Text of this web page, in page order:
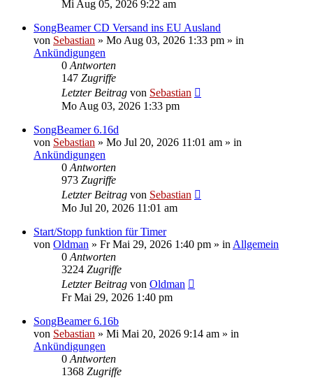
Mi Aug 05, 2026 9:22 am
SongBeamer CD Versand ins EU Ausland
von Sebastian » Mo Aug 03, 2026 1:33 pm » in
Ankündigungen
0 Antworten
147 Zugriffe
Letzter Beitrag von Sebastian
Mo Aug 03, 2026 1:33 pm
SongBeamer 6.16d
von Sebastian » Mo Jul 20, 2026 11:01 am » in
Ankündigungen
0 Antworten
973 Zugriffe
Letzter Beitrag von Sebastian
Mo Jul 20, 2026 11:01 am
Start/Stopp funktion für Timer
von Oldman » Fr Mai 29, 2026 1:40 pm » in Allgemein
0 Antworten
3224 Zugriffe
Letzter Beitrag von Oldman
Fr Mai 29, 2026 1:40 pm
SongBeamer 6.16b
von Sebastian » Mi Mai 20, 2026 9:14 am » in
Ankündigungen
0 Antworten
1368 Zugriffe